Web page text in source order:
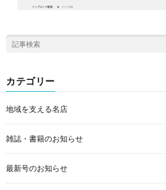
カテゴリー
地域を支える名店
雑誌・書籍のお知らせ
最新号のお知らせ